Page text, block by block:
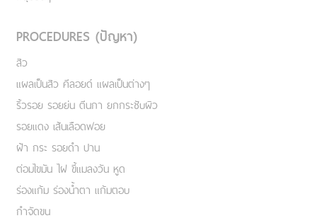
PROCEDURES (ปัญหา)
สิว
แผลเป็นสิว คีลอยด์ แผลเป็นต่างๆ
ริ้วรอย รอยย่น ตีนกา ยกกระชับผิว
รอยแดง เส้นเลือดฟอย
ฝ้า กระ รอยดำ ปาน
ต่อมไขมัน ไฝ ขี้แมลงวัน หูด
ร่องแก้ม ร่องน้ำตา แก้มตอบ
กำจัดขน